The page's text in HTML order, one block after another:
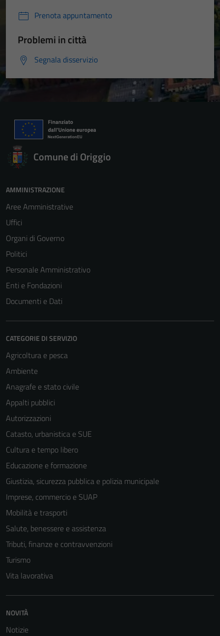
Prenota appuntamento
Problemi in città
Segnala disservizio
Comune di Origgio
AMMINISTRAZIONE
Aree Amministrative
Uffici
Organi di Governo
Politici
Personale Amministrativo
Enti e Fondazioni
Documenti e Dati
CATEGORIE DI SERVIZIO
Agricoltura e pesca
Ambiente
Anagrafe e stato civile
Appalti pubblici
Autorizzazioni
Catasto, urbanistica e SUE
Cultura e tempo libero
Educazione e formazione
Giustizia, sicurezza pubblica e polizia municipale
Imprese, commercio e SUAP
Mobilità e trasporti
Salute, benessere e assistenza
Tributi, finanze e contravvenzioni
Turismo
Vita lavorativa
NOVITÀ
Notizie